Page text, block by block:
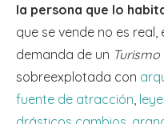
la persona que lo
que se vende no es
demanda de un
sobreexplotada con
fuente de atracción